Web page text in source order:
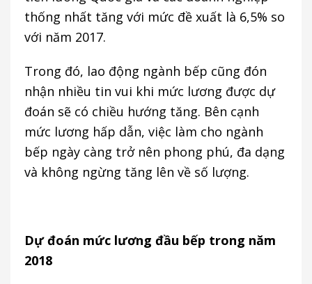
thống nhất tăng với mức đề xuất là 6,5% so
với năm 2017.
Trong đó, lao động ngành bếp cũng đón
nhận nhiều tin vui khi mức lương được dự
đoán sẽ có chiều hướng tăng. Bên cạnh
mức lương hấp dẫn, việc làm cho ngành
bếp ngày càng trở nên phong phú, đa dạng
và không ngừng tăng lên về số lượng.
Dự đoán mức lương đầu bếp trong năm
2018